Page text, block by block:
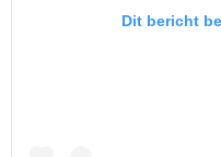
Dit bericht